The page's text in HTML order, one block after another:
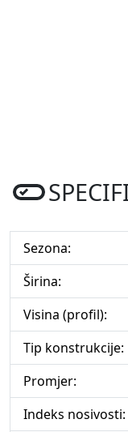
Sezona:
Širina:
Visina (profil):
Tip konstrukcije:
Promjer:
Indeks nosivosti: